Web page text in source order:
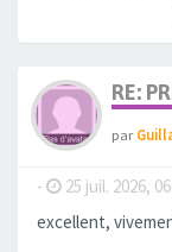
RE:
par
- 25 juil. 2026,
excellent,